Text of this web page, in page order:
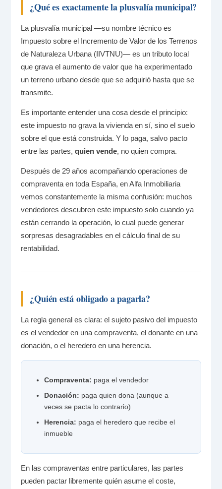
¿Qué es exactamente la plusvalía municipal?
La plusvalía municipal —su nombre técnico es
Impuesto sobre el Incremento de Valor de los Terrenos
de Naturaleza Urbana (IIVTNU)— es un tributo local
que grava el aumento de valor que ha experimentado
un terreno urbano desde que se adquirió hasta que se
transmite.
Es importante entender una cosa desde el principio:
este impuesto no grava la vivienda en sí, sino el suelo
sobre el que está construida. Y lo paga, salvo pacto
entre las partes,quien vende, no quien compra.
Después de 29 años acompañando operaciones de
compraventa en toda España, en Alfa Inmobiliaria
vemos constantemente la misma confusión: muchos
vendedores descubren este impuesto solo cuando ya
están cerrando la operación, lo cual puede generar
sorpresas desagradables en el cálculo final de su
rentabilidad.
¿Quién está obligado a pagarla?
La regla general es clara: el sujeto pasivo del impuesto
es el vendedor en una compraventa, el donante en una
donación, o el heredero en una herencia.
Compraventa: paga el vendedor
Donación: paga quien dona (aunque a
veces se pacta lo contrario)
Herencia: paga el heredero que recibe el
inmueble
En las compraventas entre particulares, las partes
pueden pactar libremente quién asume el coste,